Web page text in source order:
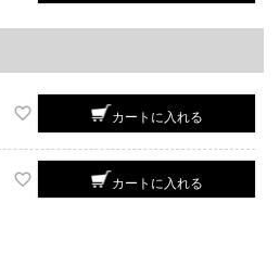
カートに入れる
カートに入れる